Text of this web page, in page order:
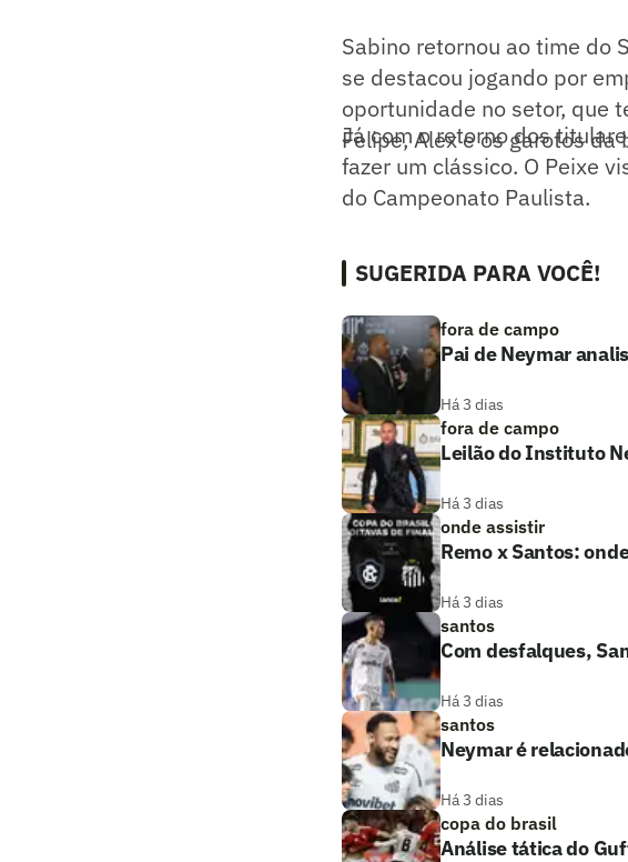
Sabino retornou ao time do
se destacou jogando por
oportunidade no setor, que
Felipe, Alex e os garotos da
Já com o retorno dos
fazer um clássico. O Peixe
do Campeonato Paulista.
SUGERIDA PARA VOCÊ!
fora de campo
Pai de Neymar
Há 3 dias
fora de campo
Leilão do Instituto
Há 3 dias
onde assistir
Remo x Santos:
Há 3 dias
santos
Com desfalques,
Há 3 dias
santos
Neymar é
Há 3 dias
copa do brasil
Análise tática do